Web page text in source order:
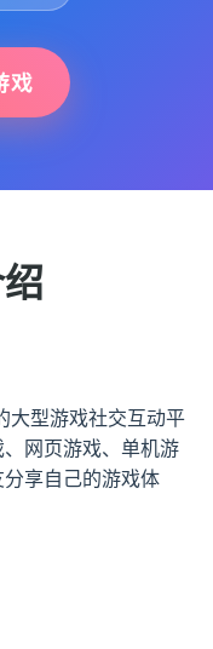
戏
大型游戏社交互动平
网页游戏、单机游
享自己的游戏体